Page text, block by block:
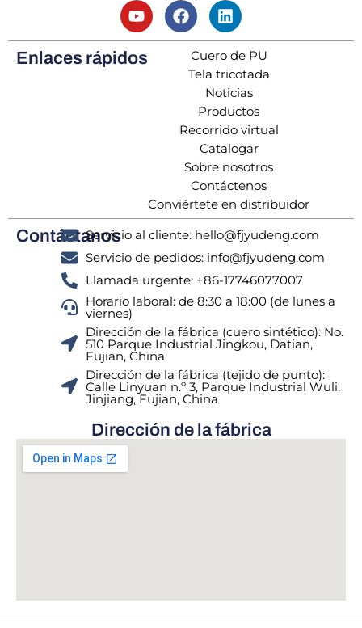
Enlaces rápidos
Cuero de PU
Tela tricotada
Noticias
Productos
Recorrido virtual
Catalogar
Sobre nosotros
Contáctenos
Conviértete en distribuidor
ContáctanosServicio al cliente: hello@fjyudeng.com
Servicio de pedidos: info@fjyudeng.com
Llamada urgente: +86-17746077007
Horario laboral: de 8:30 a 18:00 (de lunes a
viernes)
Dirección de la fábrica (cuero sintético): No.
510 Parque Industrial Jingkou, Datian,
Fujian, China
Dirección de la fábrica (tejido de punto):
Calle Linyuan n.º 3, Parque Industrial Wuli,
Jinjiang, Fujian, China
Dirección de la fábrica